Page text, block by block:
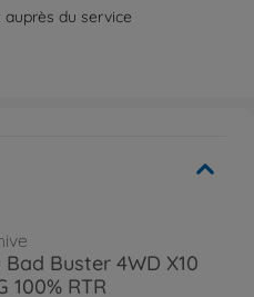
du service
Bad Buster 4WD X10
100% RTR